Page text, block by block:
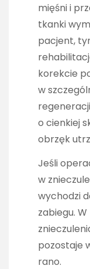
mięśni i
tkanki
pacjent,
korekcie
w
o cienkiej
obrzęk
Jeśli
w
wychodzi
zabiegu.
pozostaje
rano.